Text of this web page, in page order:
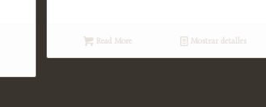
Read More Mostrar detalles